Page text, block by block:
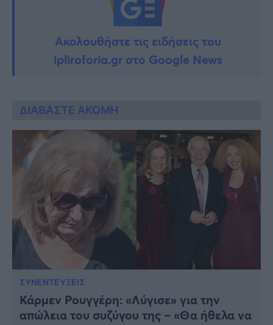
Ακολουθήστε τις ειδήσεις του
ipliroforia.gr στο Google News
ΔΙΑΒΑΣΤΕ ΑΚΟΜΗ
ΣΥΝΕΝΤΕΥΞΕΙΣ
Κάρμεν Ρουγγέρη: «Λύγισε» για την
απώλεια του συζύγου της – «Θα ήθελα vα